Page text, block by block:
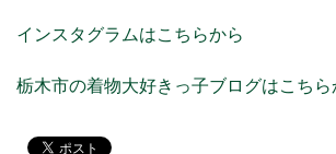
インスタグラムはこちらから
栃木市の着物大好きっ子ブログはこちら